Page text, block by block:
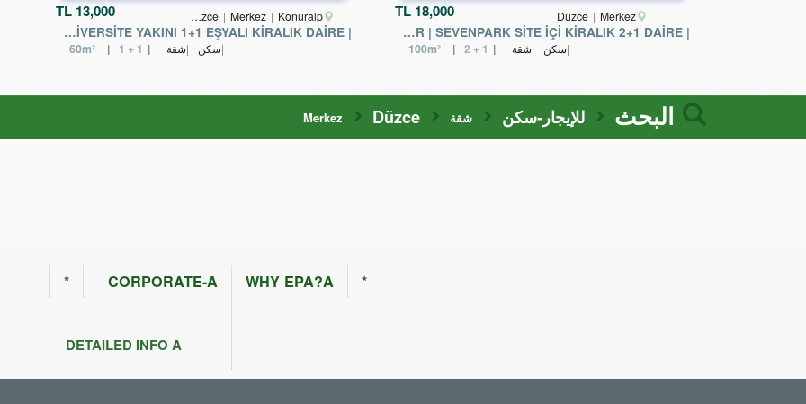
TL18,000 Düzce Merkez
| EPA UĞUR | SEVENPARK SİTE İÇİ KİRALIK 2+1 DAİRE
سكن شقة 100m² 2 + 1
TL 13,000 Düzce Merkez Konuralp
| EPA UĞUR DÜZCE | ÜNİVERSİTE YAKINI 1+1 EŞYALI KİRALIK DAİRE
سكن شقة 60m² 1 + 1
البحث للإيجار-سكن شقة Düzce
Merkez
* CORPORATE-A
DETAILED INFO A
WHY EPA?A *